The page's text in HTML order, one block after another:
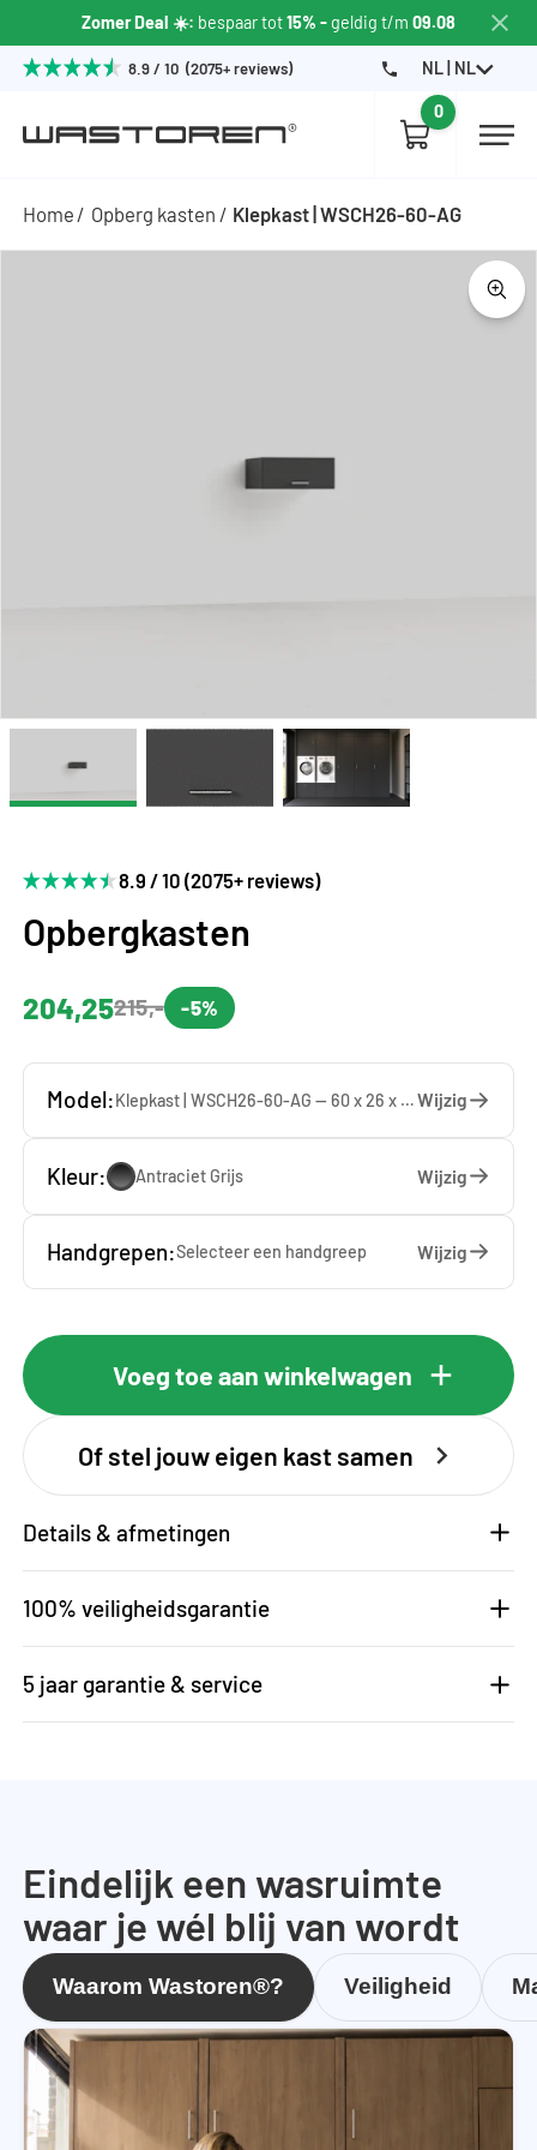
Zomer Deal ☀️: bespaar tot15% -geldig t/m 09.08
8.9 / 10 (2075+ reviews) NL | NL
0
Home Opberg kasten Klepkast | WSCH26-60-AG
8.9 / 10 (2075+ reviews)
Opbergkasten
204,25215,- -5%
Model: Klepkast | WSCH26-60-AG — 60 x 26 x 65 cmWijzig
Kleur: Antraciet Grijs Wijzig
Handgrepen:Selecteer een handgreep Wijzig
Voeg toe aan winkelwagen
Of stel jouw eigen kast samen
Details & afmetingen
100% veiligheidsgarantie
5 jaar garantie & service
Eindelijk een wasruimte
waar je wél blij van wordt
Waarom Wastoren®? Veiligheid